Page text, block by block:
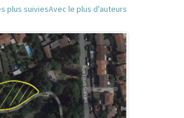
plus suiviesAvec le plus d'auteurs